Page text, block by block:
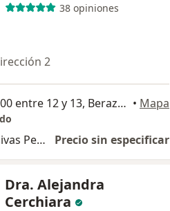
38 opiniones
2
CALLE 144 N° 1300 entre 12 y 13, Berazategui • Mapa
Consultas sucesivas Pediatría Precio sin especificar
Dra. Alejandra
Cerchiara